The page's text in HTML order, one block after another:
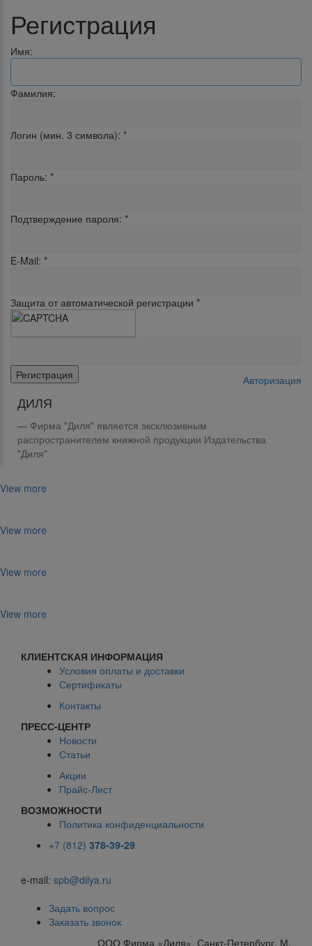
Регистрация
Имя:
Фамилия:
Логин (мин. 3 символа): *
Пароль: *
Подтверждение пароля: *
E-Mail: *
Защита от автоматической регистрации *
Авторизация
ДИЛЯ
Фирма "Диля" является эксклюзивным
распространителем книжной продукции Издательства
"Диля"
View more
View more
View more
View more
КЛИЕНТСКАЯ ИНФОРМАЦИЯ
Условия оплаты и доставки
Сертификаты
Контакты
ПРЕСС-ЦЕНТР
Новости
Статьи
Акции
Прайс-Лист
ВОЗМОЖНОСТИ
Политика конфиденциальности
+7 (812) 378-39-29
e-mail: spb@dilya.ru
Задать вопрос
Заказать звонок
ООО Фирма «Диля», Санкт-Петербург, М.